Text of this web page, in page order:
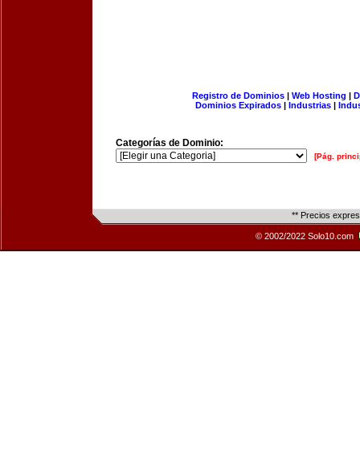
Registro de Dominios| Web Hosting |
Dominios Expirados | Industrias |
Categorías de Dominio:
[Pág.
** Precios
© 2002/2022 Solo10.com